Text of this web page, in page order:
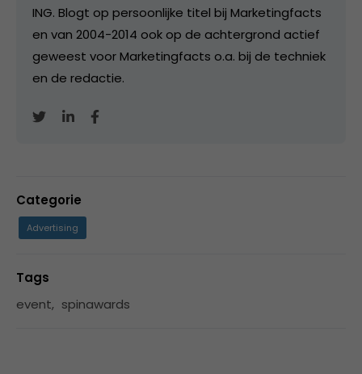
ING. Blogt op persoonlijke titel bij Marketingfacts
en van 2004-2014 ook op de achtergrond actief
geweest voor Marketingfacts o.a. bij de techniek
en de redactie.
Categorie
Advertising
Tags
event, spinawards